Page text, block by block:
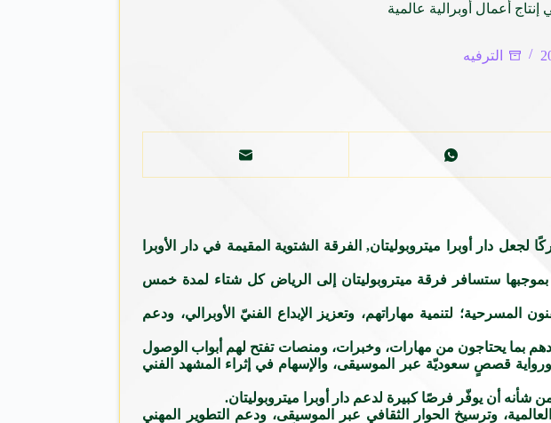
أعمال أوبرالية عالمية
الترفيه
لجعل دار أوبرا ميتروبوليتان, الفرقة الشتوية المقيمة في دار الأوبرا
بموجبها ستسافر فرقة ميتروبوليتان إلى الرياض كل شتاء لمدة خمس
لتنمية مهاراتهم، وتعزيز الإبداع الفنيّ الأوبرالي، ودعم
بما يحتاجون من مهارات، وخبرات، ومنصات تفتح لهم أبواب الوصول
ورواية قصصٍ سعوديّة عبر الموسيقى، والإسهام في إثراء المشهد الفني
شأنه أن يوفّر فرصًا كبيرة لدعم دار أوبرا ميتروبوليتان.
وترسيخ الحوار الثقافي عبر الموسيقى، ودعم التطوير المهني